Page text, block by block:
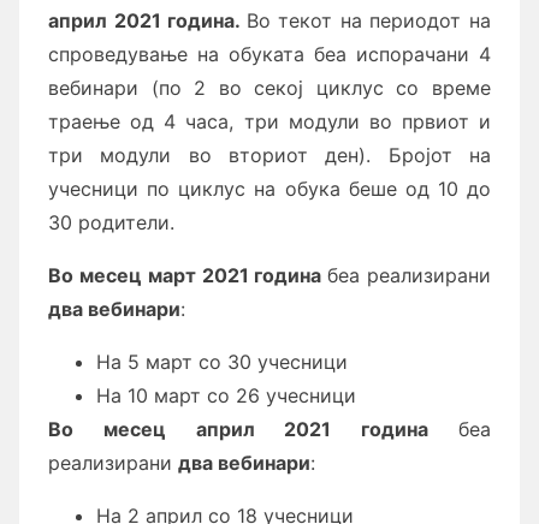
април 2021 година. Во текот на периодот на
спроведување на обуката беа испорачани 4
вебинари (по 2 во секој циклус со време
траење од 4 часа, три модули во првиот и
три модули во вториот ден). Бројот на
учесници по циклус на обука беше од 10 до
30 родители.
Во месец март 2021 годинабеа реализирани
два вебинари:
На 5 март со 30 учесници
На 10 март со 26 учесници
Во месец април 2021 година беа
реализирани два вебинари:
На 2 април со 18 учесници